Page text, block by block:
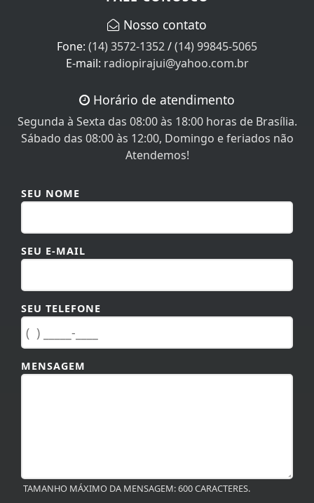
(14) 3572-1352/(14) 99845-5065
E-mail:radiopirajui@yahoo.com.br
Segunda à Sexta das 08:00 às 18:00 horas de Brasília.
Sábado das 08:00 às 12:00, Domingo e feriados não
Atendemos!
SEU E-MAIL
SEU TELEFONE
MENSAGEM